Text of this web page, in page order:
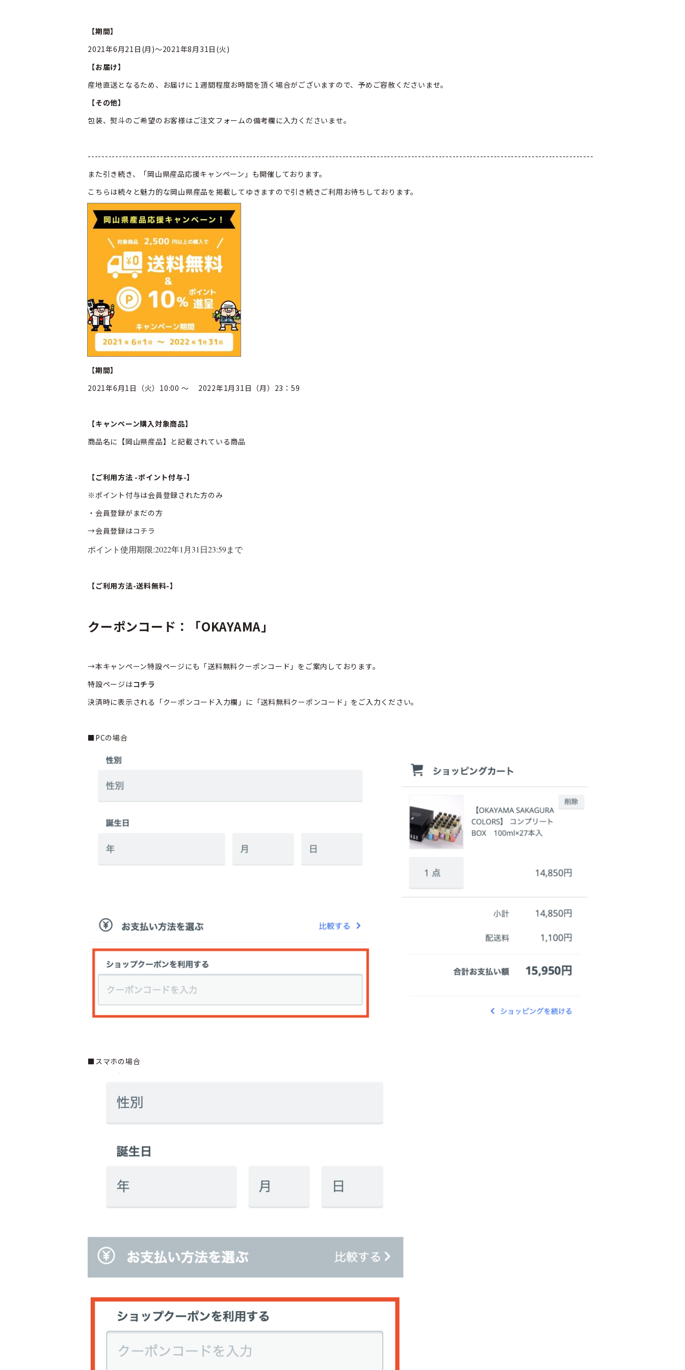
【期間】
2021年6月21日(月)～2021年8月31日(火)
【お届け】
産地直送となるため、お届けに１週間程度お時間を頂く場合がございますので、予めご容赦くださいませ。
【その他】
包装、熨斗のご希望のお客様はご注文フォームの備考欄に入力くださいませ。
---------------------------------------------------------------------------------------------------------------------------------------------------
また引き続き、「岡山県産品応援キャンペーン」も開催しております。
こちらは続々と魅力的な岡山県産品を掲載してゆきますので引き続きご利用お待ちしております。
【期間】
2021年6月1日（火）10:00 ～ 2022年1月31日（月）23：59
【キャンペーン購入対象商品】
商品名に【岡山県産品】と記載されている商品
【ご利用方法 -ポイント付与-】
※ポイント付与は会員登録された方のみ
・会員登録がまだの方
→会員登録はコチラ
ポイント使用期限:2022年1月31日23:59まで
【ご利用方法-送料無料-】
クーポンコード：「OKAYAMA」
→本キャンペーン特設ページにも「送料無料クーポンコード」をご案内しております。
特設ページはコチラ
決済時に表示される「クーポンコード入力欄」に「送料無料クーポンコード」をご入力ください。
■PCの場合
■スマホの場合